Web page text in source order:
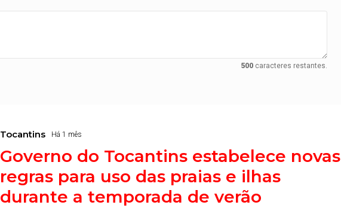
500caracteres restantes.
Tocantins Há 1 mês
Governo do Tocantins estabelece novas
regras para uso das praias e ilhas
durante a temporada de verão